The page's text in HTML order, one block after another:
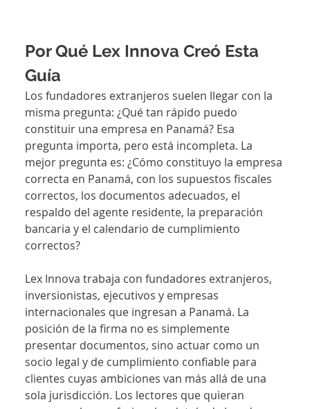
Por Qué Lex Innova Creó Esta
Guía
Los fundadores extranjeros suelen llegar con la
misma pregunta: ¿Qué tan rápido puedo
constituir una empresa en Panamá? Esa
pregunta importa, pero está incompleta. La
mejor pregunta es: ¿Cómo constituyo la empresa
correcta en Panamá, con los supuestos fiscales
correctos, los documentos adecuados, el
respaldo del agente residente, la preparación
bancaria y el calendario de cumplimiento
correctos?
Lex Innova trabaja con fundadores extranjeros,
inversionistas, ejecutivos y empresas
internacionales que ingresan a Panamá. La
posición de la firma no es simplemente
presentar documentos, sino actuar como un
socio legal y de cumplimiento confiable para
clientes cuyas ambiciones van más allá de una
sola jurisdicción. Los lectores que quieran